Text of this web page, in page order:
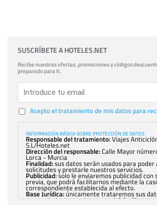
SUSCRÍBETE A HOTELES.NET
Recibe nuestras ofertas, promociones y códigos
preparado para ti.
Acepto el tratamiento de mis datos para
INFORMACIÓN BÁSICA SOBRE PROTECCIÓN DE DATOS
Responsable del tratamiento:Viajes
S.L/Hoteles.net
Dirección del responsable:Calle Mayor
Lorca - Murcia
Finalidad:sus datos serán usados para poder
solicitudes y prestarle nuestros servicios.
Publicidad:solo le enviaremos publicidad con
previa, que podrá facilitarnos mediante la
correspondiente establecida al efecto.
Base Jurídica:únicamente trataremos sus
consentimiento previo, que podrá